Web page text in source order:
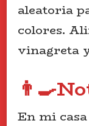
aleatoria
colores.
vinagreta
En mi